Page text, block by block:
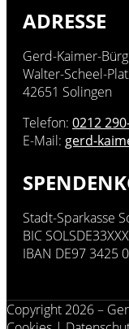
ADRESSE
Gerd-Kaimer-
Walter-Scheel-
42651 Solingen
Telefon: 0212
E-Mail: gerd-
Stadt-Sparkasse
BIC SOLSDE33XXX
IBAN DE97 3425
Copyright 2026 –